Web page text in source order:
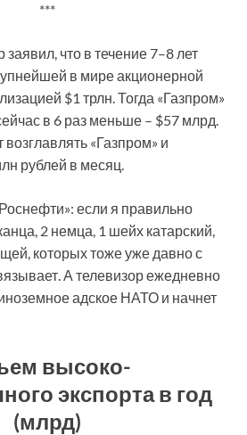
***
что в течение 7–8 лет
в мире акционерной
$1 трлн. Тогда «Газпром»
в 6 раз меньше – $57 млрд.
«Газпром» и
рублей в месяц.
если я правильно
2 немца, 1 шейх катарский,
которых тоже уже давно с
А телевизор ежедневно
иноземное адское НАТО и начнет
высоко-
экспорта в год
(млрд)